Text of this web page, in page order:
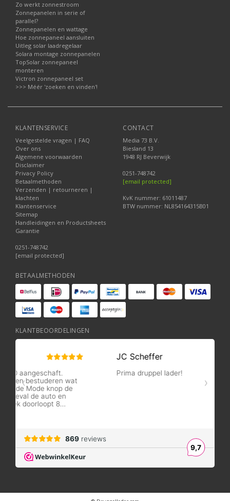
Zo werkt zonnestroom
Zonnepanelen in serie of
parallel?
Zonnepanelen en wattage
Hoe zonnepaneel aansluiten
Uitleg solar laadregelaar
Solara montage zonnepanelen
TopSolar zonnepaneel
monteren
Victron zonnepaneel set
>>> Méér 'zoeken en vinden'!
KLANTENSERVICE
Veelgestelde vragen | FAQ
Over ons
Algemene voorwaarden
Disclaimer
Privacy Policy
Betaalmethoden
Verzenden | retourneren |
klachten
Klantenservice
Sitemap
Handleidingen en Productsheets
Garantie
0251-748742
[email protected]
CONTACT
Media 73 B.V.
Biesland 13
1948 RJ Beverwijk
0251-748742
[email protected]
KvK nummer: 61011487
BTW nummer: NL854164315B01
BETAALMETHODEN
KLANTBEOORDELINGEN